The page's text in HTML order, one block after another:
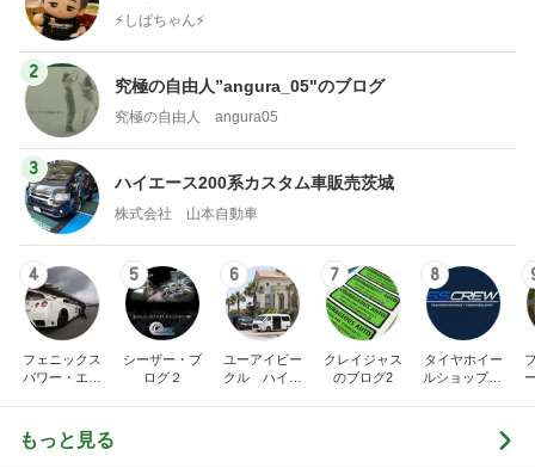
⚡️しばちゃん⚡️
2
究極の自由人”angura_05"のブログ
究極の自由人 angura05
3
ハイエース200系カスタム車販売茨城
株式会社 山本自動車
4
フェニックス
パワー・エチ
5
シーザー・ブ
ログ２
6
ユーアイビー
クル ハイエ
7
クレイジャス
のブログ2
8
タイヤホイー
ルショップSS
もっと見る